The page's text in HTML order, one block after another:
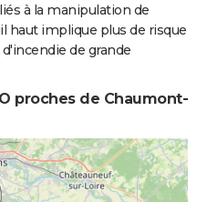
à la manipulation de
haut implique plus de risque
de grande
proches de Chaumont-